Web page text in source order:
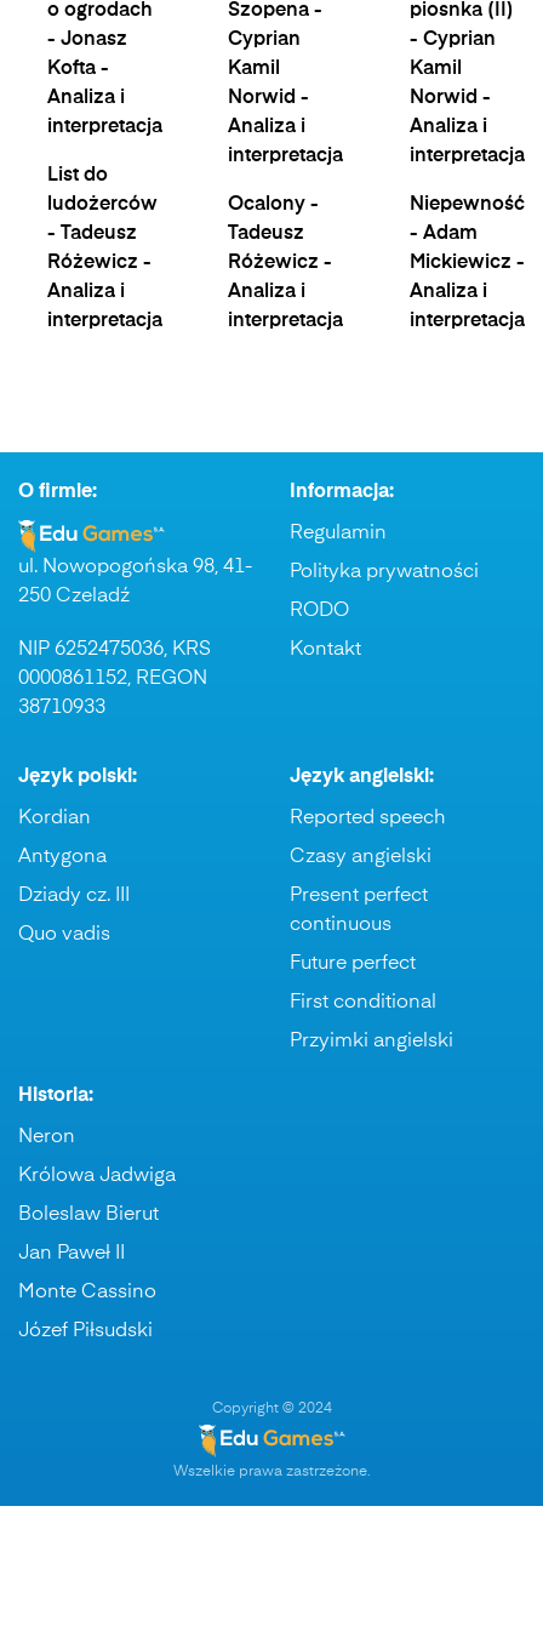
o ogrodach
- Jonasz
Kofta -
Analiza i
interpretacja
List do
ludożerców
- Tadeusz
Różewicz -
Analiza i
interpretacja
Szopena -
Cyprian
Kamil
Norwid -
Analiza i
interpretacja
Ocalony -
Tadeusz
Różewicz -
Analiza i
interpretacja
piosnka (II)
- Cyprian
Kamil
Norwid -
Analiza i
interpretacja
Niepewność
- Adam
Mickiewicz -
Analiza i
interpretacja
O firmie:
ul. Nowopogońska 98, 41-
250 Czeladź
NIP 6252475036, KRS
0000861152, REGON
38710933
Informacja:
Regulamin
Polityka prywatności
RODO
Kontakt
Język polski:
Kordian
Antygona
Dziady cz. III
Quo vadis
Język angielski:
Reported speech
Czasy angielski
Present perfect
continuous
Future perfect
First conditional
Przyimki angielski
Historia:
Neron
Królowa Jadwiga
Boleslaw Bierut
Jan Paweł II
Monte Cassino
Józef Piłsudski
Copyright © 2024
Wszelkie prawa zastrzeżone.